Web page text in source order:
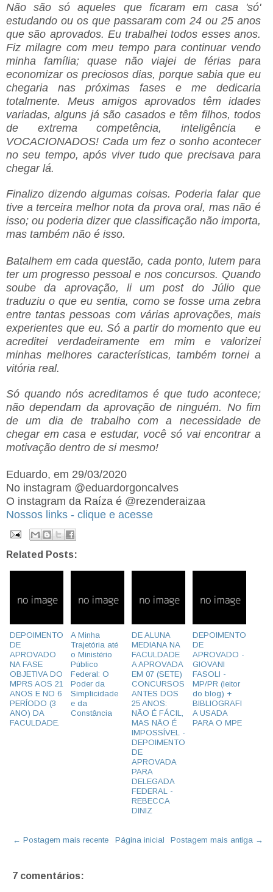
Não são só aqueles que ficaram em casa 'só'
estudando ou os que passaram com 24 ou 25 anos
que são aprovados. Eu trabalhei todos esses anos.
Fiz milagre com meu tempo para continuar vendo
minha família; quase não viajei de férias para
economizar os preciosos dias, porque sabia que eu
chegaria nas próximas fases e me dedicaria
totalmente. Meus amigos aprovados têm idades
variadas, alguns já são casados e têm filhos, todos
de extrema competência, inteligência e
VOCACIONADOS! Cada um fez o sonho acontecer
no seu tempo, após viver tudo que precisava para
chegar lá.
Finalizo dizendo algumas coisas. Poderia falar que
tive a terceira melhor nota da prova oral, mas não é
isso; ou poderia dizer que classificação não importa,
mas também não é isso.
Batalhem em cada questão, cada ponto, lutem para
ter um progresso pessoal e nos concursos. Quando
soube da aprovação, li um post do Júlio que
traduziu o que eu sentia, como se fosse uma zebra
entre tantas pessoas com várias aprovações, mais
experientes que eu. Só a partir do momento que eu
acreditei verdadeiramente em mim e valorizei
minhas melhores características, também tornei a
vitória real.
Só quando nós acreditamos é que tudo acontece;
não dependam da aprovação de ninguém. No fim
de um dia de trabalho com a necessidade de
chegar em casa e estudar, você só vai encontrar a
motivação dentro de si mesmo!
Eduardo, em 29/03/2020
No instagram @eduardorgoncalves
O instagram da Raíza é @rezenderaizaa
Nossos links - clique e acesse
Related Posts:
DEPOIMENTO
DE
APROVADO
NA FASE
OBJETIVA DO
MPRS AOS 21
ANOS E NO 6
PERÍODO (3
ANO) DA
FACULDADE.
A Minha
Trajetória até
o Ministério
Público
Federal: O
Poder da
Simplicidade
e da
Constância
DE ALUNA
MEDIANA NA
FACULDADE
A APROVADA
EM 07 (SETE)
CONCURSOS
ANTES DOS
25 ANOS:
NÃO É FÁCIL,
MAS NÃO É
IMPOSSÍVEL -
DEPOIMENTO
DE
APROVADA
PARA
DELEGADA
FEDERAL -
REBECCA
DINIZ
DEPOIMENTO
DE
APROVADO -
GIOVANI
FASOLI -
MP/PR (leitor
do blog) +
BIBLIOGRAFI
A USADA
PARA O MPE
← Postagem mais recente Postagem mais antiga →
Página inicial
7 comentários: